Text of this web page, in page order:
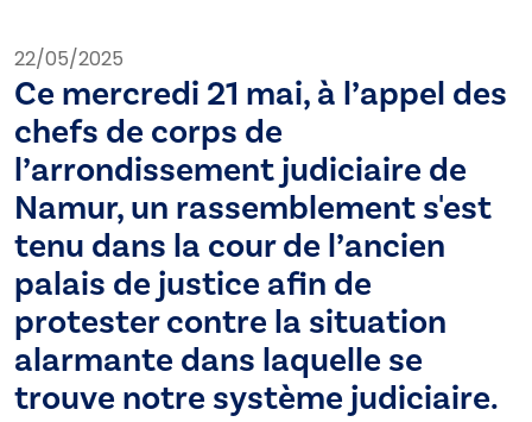
22/05/2025
Ce mercredi 21 mai, à l’appel des
chefs de corps de
l’arrondissement judiciaire de
Namur, un rassemblement s'est
tenu dans la cour de l’ancien
palais de justice afin de
protester contre la situation
alarmante dans laquelle se
trouve notre système judiciaire.